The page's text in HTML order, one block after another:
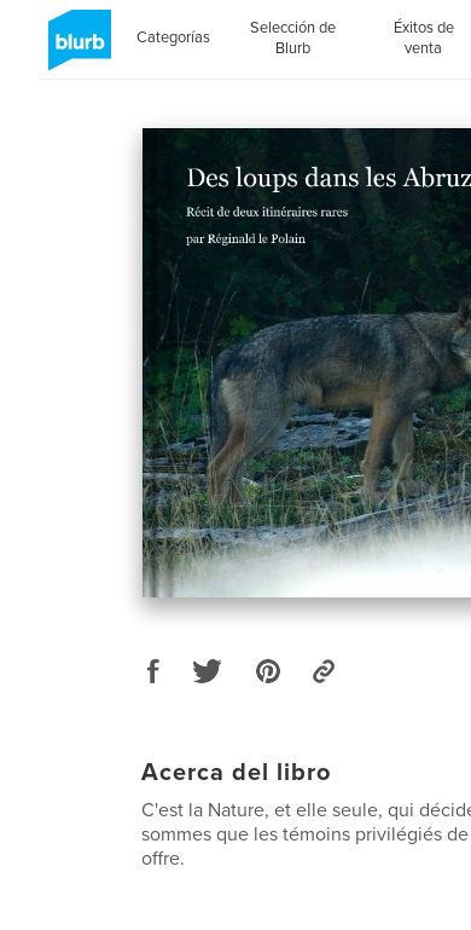
Categorías
Selección de
Blurb
Éxitos de
venta
Acerca del libro
C'est la Nature, et elle seule, qui
sommes que les témoins privilégiés
offre.